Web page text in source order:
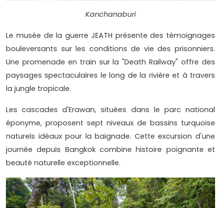
Kanchanaburi
Le musée de la guerre JEATH présente des témoignages
bouleversants sur les conditions de vie des prisonniers.
Une promenade en train sur la "Death Railway" offre des
paysages spectaculaires le long de la rivière et à travers
la jungle tropicale.
Les cascades d'Erawan, situées dans le parc national
éponyme, proposent sept niveaux de bassins turquoise
naturels idéaux pour la baignade. Cette excursion d'une
journée depuis Bangkok combine histoire poignante et
beauté naturelle exceptionnelle.